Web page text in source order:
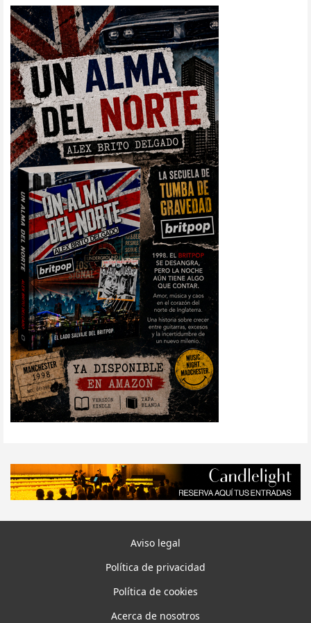
Aviso legal
Política de privacidad
Política de cookies
Acerca de nosotros